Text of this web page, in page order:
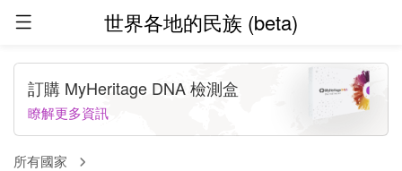
世界各地的民族 (beta)
所有國家
訂購 MyHeritage DNA 檢測盒
瞭解更多資訊